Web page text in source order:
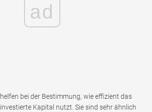
ad
bei der Bestimmung, wie effizient das
Kapital nutzt. Sie sind sehr ähnlich